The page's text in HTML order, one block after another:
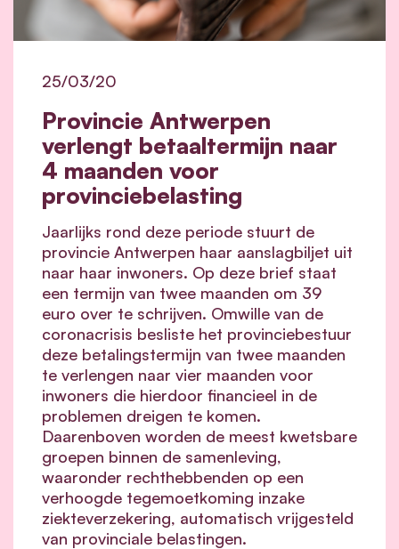
Provincie Antwerpen
verlengt betaaltermijn naar
4 maanden voor
provinciebelasting
25/03/20
Jaarlijks rond deze periode stuurt de
provincie Antwerpen haar aanslagbiljet uit
naar haar inwoners. Op deze brief staat
een termijn van twee maanden om 39
euro over te schrijven. Omwille van de
coronacrisis besliste het provinciebestuur
deze betalingstermijn van twee maanden
te verlengen naar vier maanden voor
inwoners die hierdoor financieel in de
problemen dreigen te komen.
Daarenboven worden de meest kwetsbare
groepen binnen de samenleving,
waaronder rechthebbenden op een
verhoogde tegemoetkoming inzake
ziekteverzekering, automatisch vrijgesteld
van provinciale belastingen.